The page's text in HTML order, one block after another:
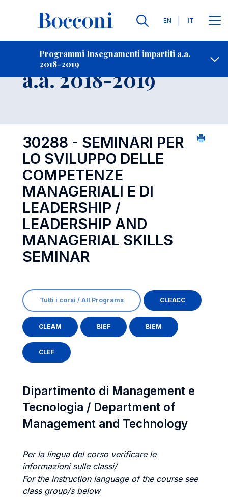
Lingue
EN IT
Programmi Insegnamenti impartiti a.a.
2018-2019
Contatti
Insegnamento
a.a. 2018-2019
30288 - SEMINARI PER
LO SVILUPPO DELLE
COMPETENZE
MANAGERIALI E DI
LEADERSHIP /
LEADERSHIP AND
MANAGERIAL SKILLS
SEMINAR
Tutti i corsi / All Programs CLEACC
CLEAM BIEF BIEM
CLEF
Dipartimento di Management e
Tecnologia / Department of
Management and Technology
Per la lingua del corso verificare le
informazioni sulle classi/
For the instruction language of the course see
class group/s below